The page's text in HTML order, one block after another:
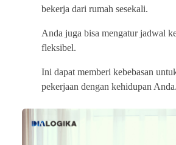
bekerja dari rumah sesekali.
Anda juga bisa mengatur jadwal
fleksibel.
Ini dapat memberi kebebasan
pekerjaan dengan kehidupan Anda.